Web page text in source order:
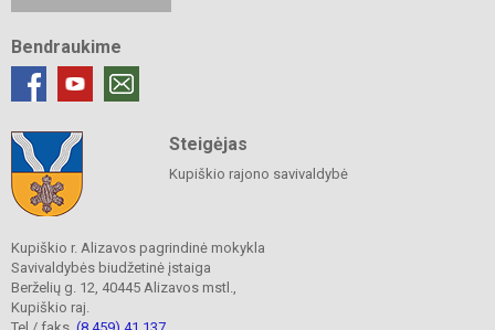
Bendraukime
Steigėjas
Kupiškio rajono savivaldybė
Kupiškio r. Alizavos pagrindinė mokykla
Savivaldybės biudžetinė įstaiga
Berželių g. 12, 40445 Alizavos mstl.,
Kupiškio raj.